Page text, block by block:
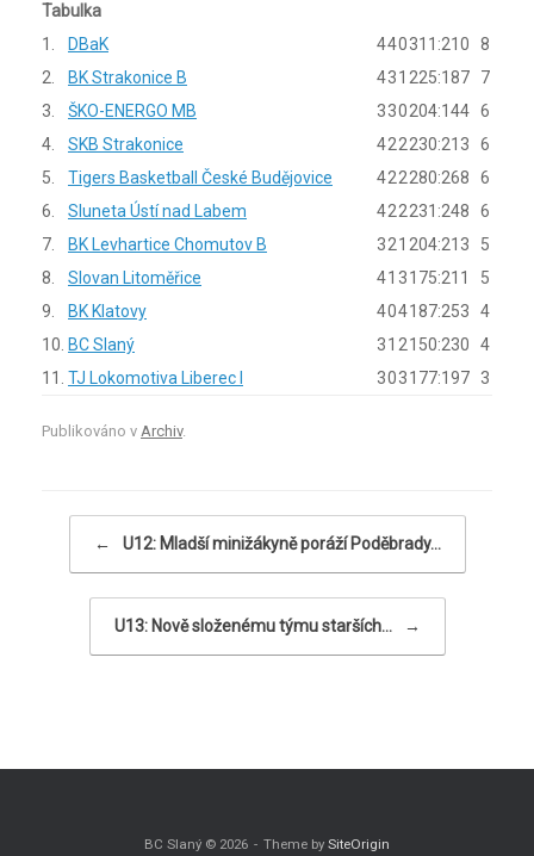
Tabulka
1.
DBaK 440311:210
8
2.
BK Strakonice B 431 225:187
7
3.
ŠKO-ENERGO MB 330204:144 6
4.
SKB Strakonice 422230:213
6
5.
Tigers Basketball České Budějovice 422280:268
6
6.
Sluneta Ústí nad Labem 422231:248
6
7.
BK Levhartice Chomutov B 321 204:213
5
8.
Slovan Litoměřice 41 3175:211
5
9.
BK Klatovy 404187:253
4
10. BC Slaný 31 2150:230
4
11.
TJ Lokomotiva Liberec I 303177:197 3
Publikováno v Archiv.
← U12: Mladší minižákyně poráží Poděbrady…
U13: Nově složenému týmu starších… →
BC Slaný © 2026 Theme by SiteOrigin